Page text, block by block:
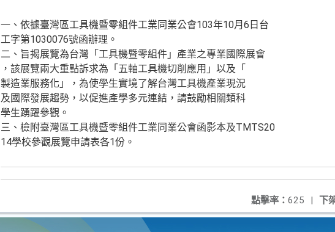
一、依據臺灣區工具機暨零組件工業同業公會103年10月6日台
工字第1030076號函辦理。
二、旨揭展覽為台灣「工具機暨零組件」產業之專業國際展會
，該展覽兩大重點訴求為「五軸工具機切削應用」以及「
製造業服務化」，為使學生實境了解台灣工具機產業現況
及國際發展趨勢，以促進產學多元連結，請鼓勵相關類科
學生踴躍參觀。
三、檢附臺灣區工具機暨零組件工業同業公會函影本及TMTS20
14學校參觀展覽申請表各1份。
下
點擊率： 625 |